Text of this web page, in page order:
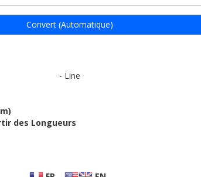
Convert (Automatique)
- Line
des Longueurs